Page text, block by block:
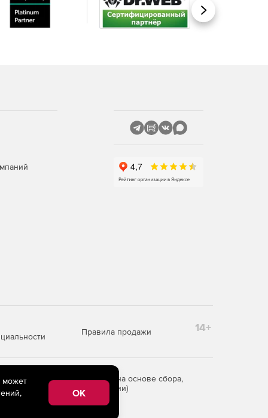
Вперед
Правила продажи 14+
информации на основе сбора,
Российской Федерации)
может
OK